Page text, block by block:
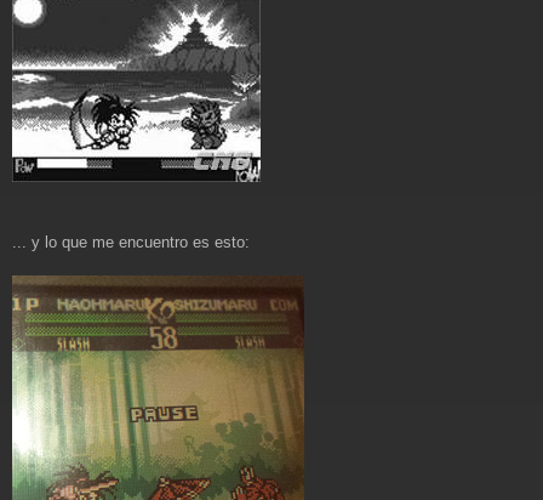
... y lo que me encuentro es esto: